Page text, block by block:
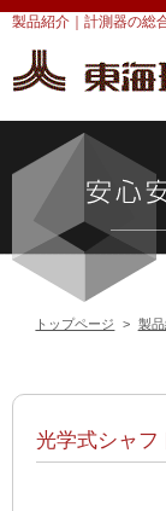
製品紹介｜計測器の総
トップページ > 製
光学式シャフ
投
稿
ビ
ー
ョ